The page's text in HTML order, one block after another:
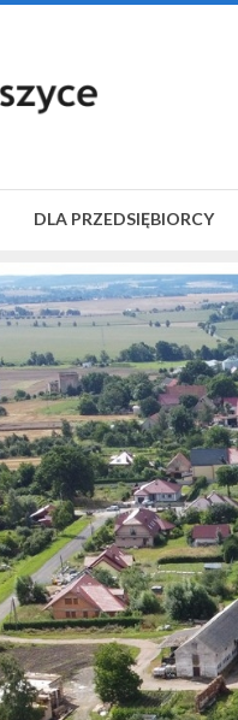
DLA PRZEDSIĘBIORCY